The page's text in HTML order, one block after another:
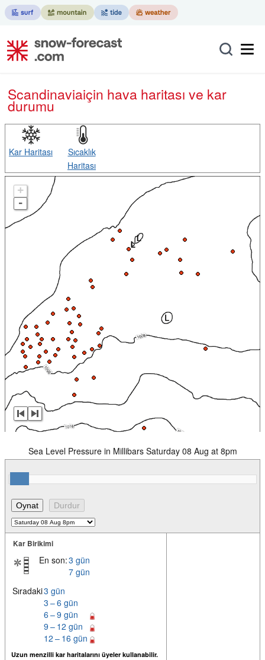
Scandinaviaiçin hava haritası ve kar
durumu
Kar Haritası
Sıcaklık
Haritası
+
-
Sea Level Pressure in Millibars Saturday 08 Aug at 8pm
Kar Birikimi
En son:3 gün
7 gün
Sıradaki3 gün
3 – 6 gün
6 – 9 gün
9 – 12 gün
12 – 16 gün
Uzun menzilli kar haritalarını üyeler kullanabilir.